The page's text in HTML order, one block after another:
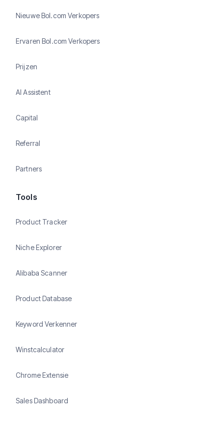
Nieuwe Bol.com Verkopers
Ervaren Bol.com Verkopers
Prijzen
AI Assistent
Capital
Referral
Partners
Tools
Product Tracker
Niche Explorer
Alibaba Scanner
Product Database
Keyword Verkenner
Winstcalculator
Chrome Extensie
Sales Dashboard